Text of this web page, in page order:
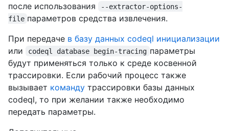
после использования
--extractor-options-
file параметров средства извлечения.
При передаче в базу данных codeql инициализации
или
codeql database begin-tracing параметры
будут применяться только к среде косвенной
трассировки. Если рабочий процесс также
вызывает команду трассировки базы данных
codeql, то при желании также необходимо
передать параметры.